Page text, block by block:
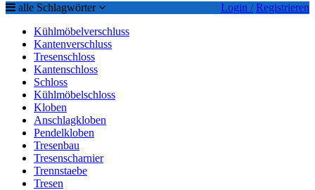
Login / Registrieren
alle Schlagwörter
Kühlmöbelverschluss
Kantenverschluss
Tresenschloss
Kantenschloss
Schloss
Kühlmöbelschloss
Kloben
Anschlagkloben
Pendelkloben
Tresenbau
Tresenscharnier
Trennstaebe
Tresen